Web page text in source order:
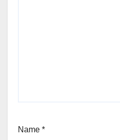
Name *